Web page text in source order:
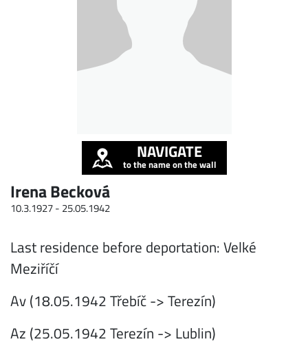
NAVIGATE
to the name on the wall
Irena Becková
10.3.1927 - 25.05.1942
Last residence before deportation: Velké
Meziříčí
Av (18.05.1942 Třebíč -> Terezín)
Az (25.05.1942 Terezín -> Lublin)